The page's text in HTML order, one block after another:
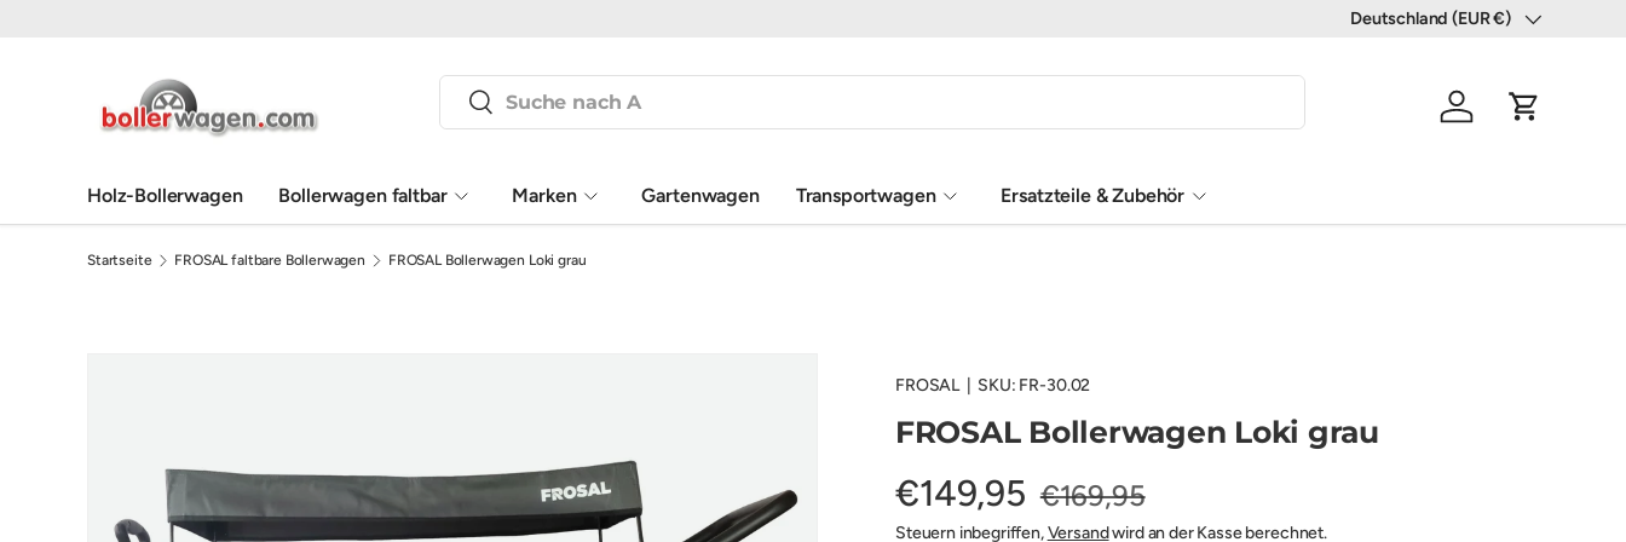
Land/Region
Deutschland (EUR €)
Suchen
Suchen
Einloggen
Holz-Bollerwagen Bollerwagen faltbar Marken Gartenwagen Transportwagen Ersatzteile & Zubehör
Startseite FROSAL faltbare Bollerwagen FROSAL Bollerwagen Loki grau
FROSAL| SKU: FR-30.02
FROSAL Bollerwagen Loki grau
€149,95 €169,95
Steuern inbegriffen,Versandwird an der Kasse berechnet.